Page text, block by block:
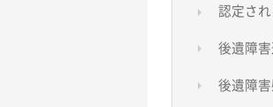
認定さ
後遺障
後遺障